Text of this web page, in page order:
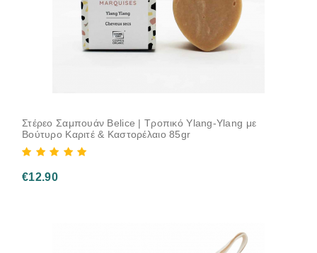
Στέρεο Σαμπουάν Belice | Τροπικό Ylang-Ylang με
Βούτυρο Καριτέ & Καστορέλαιο 85gr
€12.90